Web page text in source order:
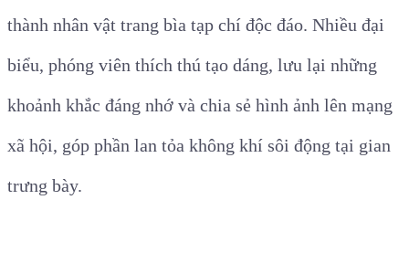
thành nhân vật trang bìa tạp chí độc đáo. Nhiều đại
biểu, phóng viên thích thú tạo dáng, lưu lại những
khoảnh khắc đáng nhớ và chia sẻ hình ảnh lên mạng
xã hội, góp phần lan tỏa không khí sôi động tại gian
trưng bày.